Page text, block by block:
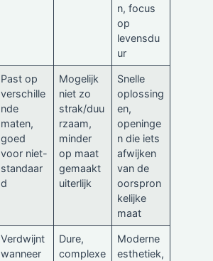
n, focus
op
levensdu
ur
Past op
verschille
nde
maten,
goed
voor niet-
standaar
d
Mogelijk
niet zo
strak/duu
rzaam,
minder
op maat
gemaakt
uiterlijk
Snelle
oplossing
en,
openinge
n die iets
afwijken
van de
oorspron
kelijke
maat
Verdwijnt
wanneer
Dure,
complexe
Moderne
esthetiek,